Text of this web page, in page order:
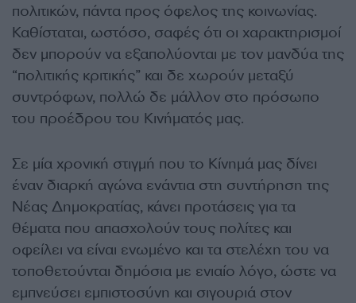
πολιτικών, πάντα προς όφελος της κοινωνίας.
Καθίσταται, ωστόσο, σαφές ότι οι χαρακτηρισμοί
δεν μπορούν να εξαπολύονται με τον μανδύα της
“πολιτικής κριτικής” και δε χωρούν μεταξύ
συντρόφων, πολλώ δε μάλλον στο πρόσωπο
του προέδρου του Κινήματός μας.
Σε μία χρονική στιγμή που το Κίνημά μας δίνει
έναν διαρκή αγώνα ενάντια στη συντήρηση της
Νέας Δημοκρατίας, κάνει προτάσεις για τα
θέματα που απασχολούν τους πολίτες και
οφείλει να είναι ενωμένο και τα στελέχη του να
τοποθετούνται δημόσια με ενιαίο λόγο, ώστε να
εμπνεύσει εμπιστοσύνη και σιγουριά στον